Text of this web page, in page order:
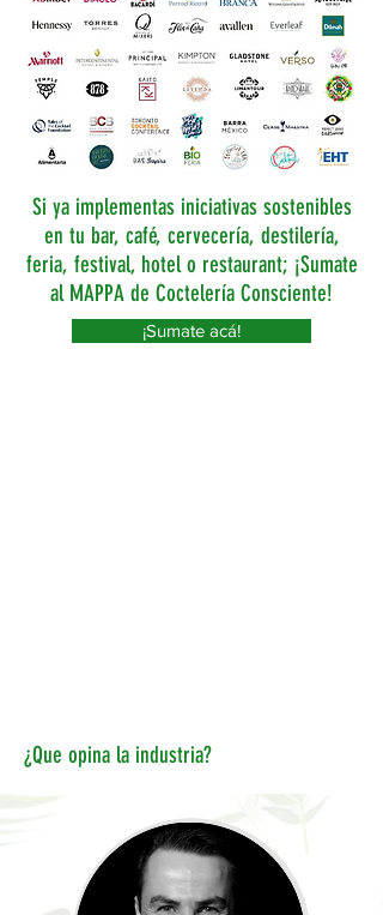
Si ya implementas iniciativas sostenibles
en tu bar, café, cervecería, destilería,
feria, festival, hotel o restaurant; ¡Sumate
al MAPPA de Coctelería Consciente!
¡Sumate acá!
¿Que opina la industria?